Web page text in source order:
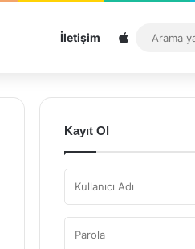
İletişim Sitemap
Kayıt Ol